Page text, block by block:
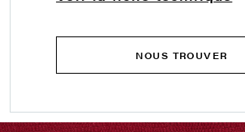
NOUS TROUVER